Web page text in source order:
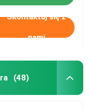
Skontaktuj się z
nami
(48)